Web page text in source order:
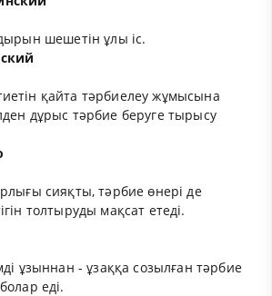
шешетін ұлы іс.
қайта тәрбиелеу жұмысына
дұрыс тәрбие беруге тырысу
сияқты, тәрбие өнері де
толтыруды мақсат етеді.
ұзыннан - ұзаққа созылған тәрбие
еді.